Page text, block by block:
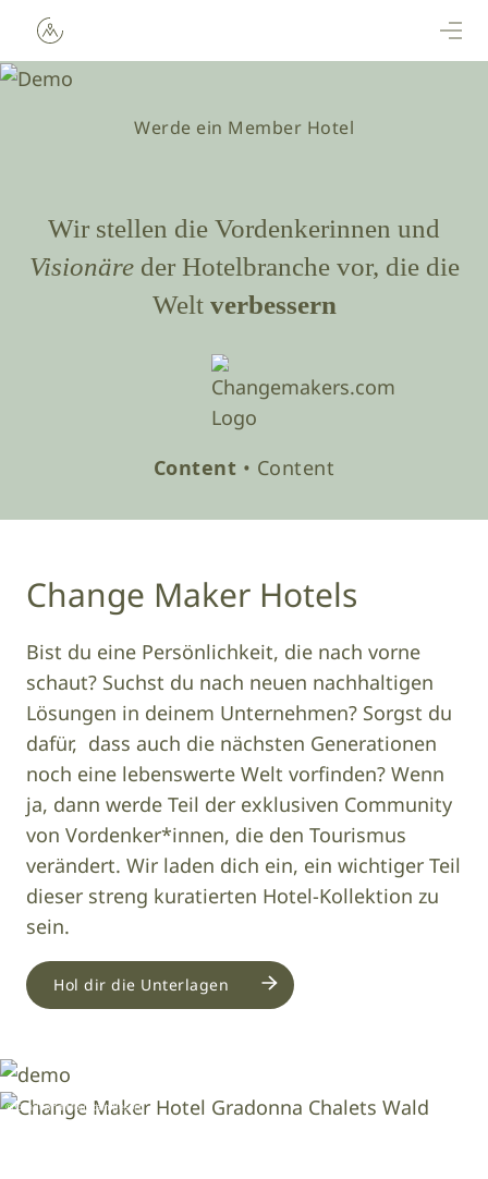
Werde ein Member Hotel
Wir stellen die Vordenkerinnen und
Visionäreder Hotelbranche vor, die die
Welt verbessern
Content • Content
Change Maker Hotels
Bist du eine Persönlichkeit, die nach vorne
schaut? Suchst du nach neuen nachhaltigen
Lösungen in deinem Unternehmen? Sorgst du
dafür, dass auch die nächsten Generationen
noch eine lebenswerte Welt vorfinden? Wenn
ja, dann werde Teil der exklusiven Community
von Vordenker*innen, die den Tourismus
verändert. Wir laden dich ein, ein wichtiger Teil
dieser streng kuratierten Hotel-Kollektion zu
sein.
Hol dir die Unterlagen
Image
Image
© Gradonna Mountain Resort